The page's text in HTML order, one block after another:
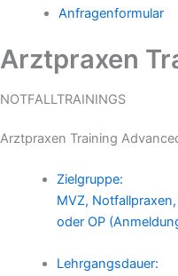
Anfragenformular
Arztpraxen
NOTFALLTRAININGS
Arztpraxen Training
Zielgruppe:
MVZ,
oder OP
Lehrgangsdauer: